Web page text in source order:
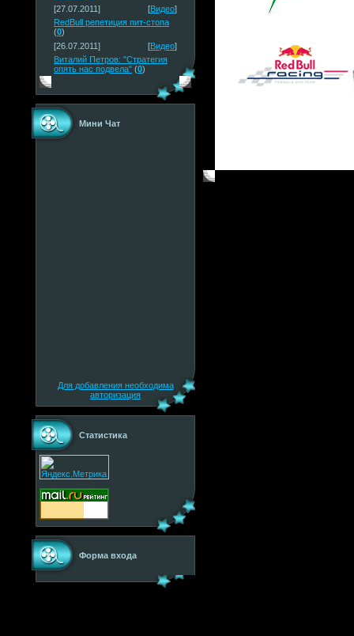
[27.07.2011]
[Видео]
RedBull репетиция пит-стопа
(0)
[26.07.2011]
[Видео]
Виталий Петров: "Стратегия
опять нас подвела" (0)
Мини Чат
Для добавления необходима
авторизация
Статистика
Форма входа